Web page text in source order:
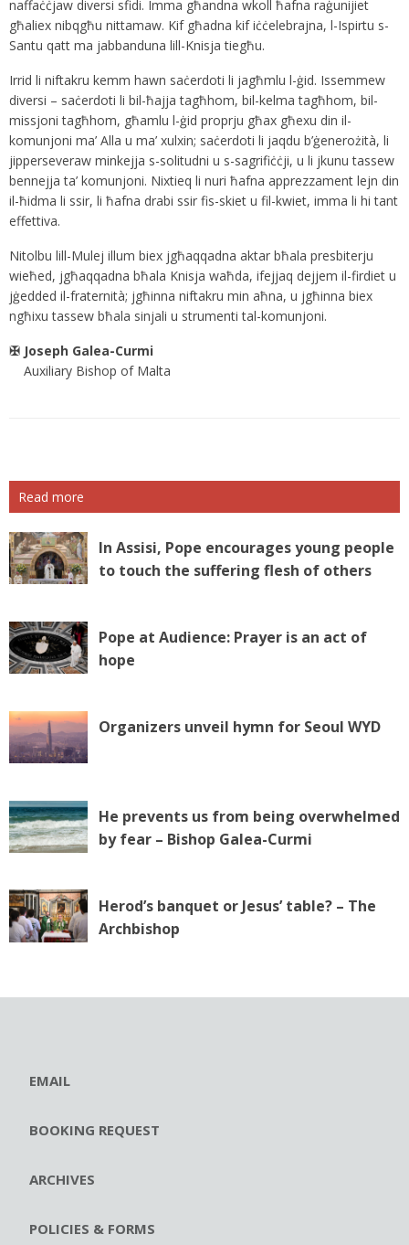
naffaċċjaw diversi sfidi. Imma għandna wkoll ħafna raġunijiet
għaliex nibqgħu nittamaw. Kif għadna kif iċċelebrajna, l-Ispirtu s-
Santu qatt ma jabbanduna lill-Knisja tiegħu.
Irrid li niftakru kemm hawn saċerdoti li jagħmlu l-ġid. Issemmew
diversi – saċerdoti li bil-ħajja tagħhom, bil-kelma tagħhom, bil-
missjoni tagħhom, għamlu l-ġid proprju għax għexu din il-
komunjoni ma’ Alla u ma’ xulxin; saċerdoti li jaqdu b’ġenerożità, li
jipperseveraw minkejja s-solitudni u s-sagrifiċċji, u li jkunu tassew
bennejja ta’ komunjoni. Nixtieq li nuri ħafna apprezzament lejn din
il-ħidma li ssir, li ħafna drabi ssir fis-skiet u fil-kwiet, imma li hi tant
effettiva.
Nitolbu lill-Mulej illum biex jgħaqqadna aktar bħala presbiterju
wieħed, jgħaqqadna bħala Knisja waħda, ifejjaq dejjem il-firdiet u
jġedded il-fraternità; jgħinna niftakru min aħna, u jgħinna biex
ngħixu tassew bħala sinjali u strumenti tal-komunjoni.
✠ Joseph Galea-Curmi
Auxiliary Bishop of Malta
Read more
In Assisi, Pope encourages young people
to touch the suffering flesh of others
Pope at Audience: Prayer is an act of
hope
Organizers unveil hymn for Seoul WYD
He prevents us from being overwhelmed
by fear – Bishop Galea-Curmi
Herod’s banquet or Jesus’ table? – The
Archbishop
EMAIL
BOOKING REQUEST
ARCHIVES
POLICIES & FORMS